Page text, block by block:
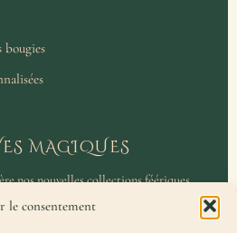
le consentement
bougies
MAGIQUES
nos nouvelles collections féériques
aux coulisses de l'atelier.